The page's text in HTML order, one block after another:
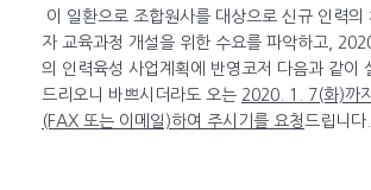
이 일환으로 조합원사를 대상으로 신규 인력의
자 교육과정 개설을 위한 수요를 파악하고,
의 인력육성 사업계획에 반영코저 다음과 같이
드리오니 바쁘시더라도 오는 2020. 1. 7(화)까
(FAX 또는 이메일)하여 주시기를 요청드립니다.